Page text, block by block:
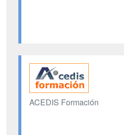
ACEDIS Formación